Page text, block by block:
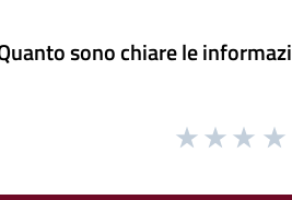
sono chiare le